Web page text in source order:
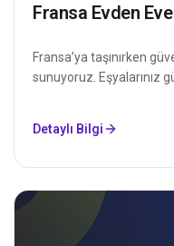
Fransa Evden
Fransa’ya taşınırken
sunuyoruz. Eşyalarınız
Detaylı Bilgi